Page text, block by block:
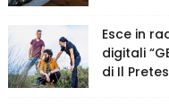
Esce in
digitali
di Il